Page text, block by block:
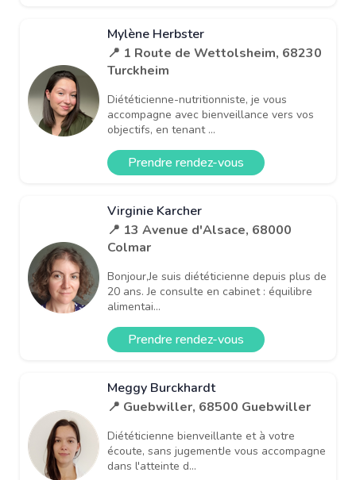
Mylène Herbster
📍 1 Route de Wettolsheim, 68230
Turckheim
Diététicienne-nutritionniste, je vous
accompagne avec bienveillance vers vos
objectifs, en tenant ...
Prendre rendez-vous
Virginie Karcher
📍 13 Avenue d'Alsace, 68000
Colmar
Bonjour,Je suis diététicienne depuis plus de
20 ans. Je consulte en cabinet : équilibre
alimentai...
Prendre rendez-vous
Meggy Burckhardt
📍 Guebwiller, 68500 Guebwiller
Diététicienne bienveillante et à votre
écoute, sans jugementJe vous accompagne
dans l'atteinte d...